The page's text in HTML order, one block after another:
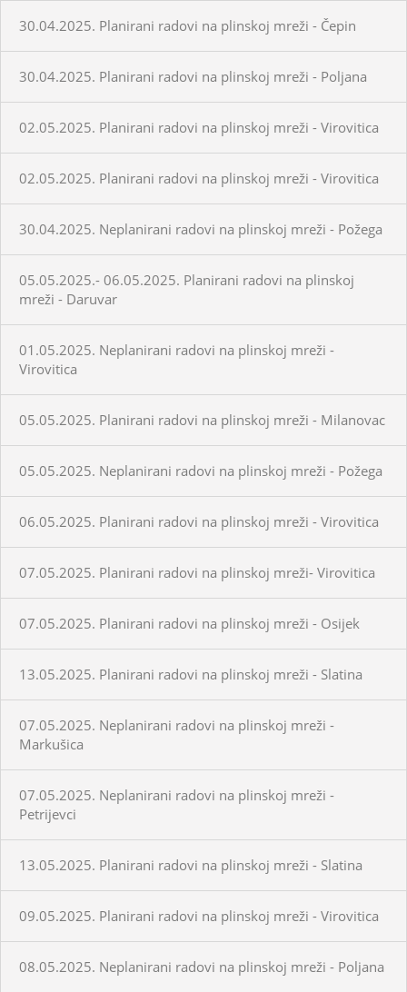
30.04.2025. Planirani radovi na plinskoj mreži - Čepin
30.04.2025. Planirani radovi na plinskoj mreži - Poljana
02.05.2025. Planirani radovi na plinskoj mreži - Virovitica
02.05.2025. Planirani radovi na plinskoj mreži - Virovitica
30.04.2025. Neplanirani radovi na plinskoj mreži - Požega
05.05.2025.- 06.05.2025. Planirani radovi na plinskoj
mreži - Daruvar
01.05.2025. Neplanirani radovi na plinskoj mreži -
Virovitica
05.05.2025. Planirani radovi na plinskoj mreži - Milanovac
05.05.2025. Neplanirani radovi na plinskoj mreži - Požega
06.05.2025. Planirani radovi na plinskoj mreži - Virovitica
07.05.2025. Planirani radovi na plinskoj mreži- Virovitica
07.05.2025. Planirani radovi na plinskoj mreži - Osijek
13.05.2025. Planirani radovi na plinskoj mreži - Slatina
07.05.2025. Neplanirani radovi na plinskoj mreži -
Markušica
07.05.2025. Neplanirani radovi na plinskoj mreži -
Petrijevci
13.05.2025. Planirani radovi na plinskoj mreži - Slatina
09.05.2025. Planirani radovi na plinskoj mreži - Virovitica
08.05.2025. Neplanirani radovi na plinskoj mreži - Poljana